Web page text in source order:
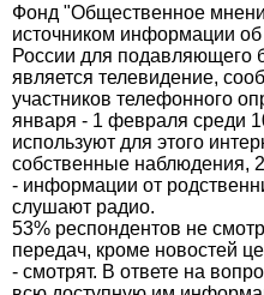
Фонд "Общественное
источником информации об
России для подавляющего
является телевидение,
участников телефонного
января - 1 февраля среди
используют для этого
собственные наблюдения,
- информации от
слушают радио.
53% респондентов не
передач, кроме новостей
- смотрят. В ответе на